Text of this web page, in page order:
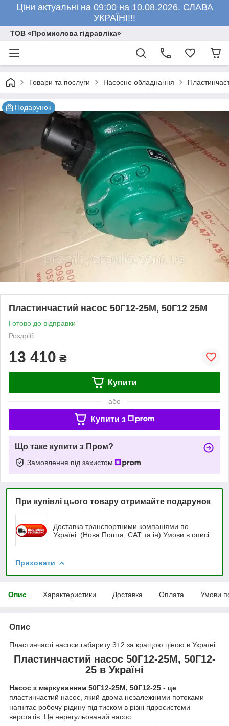
Ціни актуальні на 09:00 на 10.08.2026. СЛАВА
УКРАЇНІ!!!
ТОВ «Промислова гідравліка»
Товари та послуги Насосне обладнання
Подарунок
Пластинчастий насос 50Г12-25М, 50Г12 25М
Готово до відправки
Роздріб
13 410 ₴
Купити
або
Купити з
Що таке купити з Пром?
Замовлення під захистом
При купівлі цього товару отримайте подарунок
Доставка транспортними компаніями по
Україні. (Нова Пошта, САТ та ін) Умови в описі.
Приховати
Опис Характеристики Доставка Оплата Умови
Опис
Пластинчасті насоси габариту 3+2 за кращою ціною в Україні.
Пластинчастий насос 50Г12-25М, 50Г12-
25 в Україні
Насос з маркуванням 50Г12-25М, 50Г12-25 - це
пластинчастий насос, який двома незалежними потоками
нагнітає робочу рідину під тиском в різні гідросистеми
верстатів. Це нерегульований насос.